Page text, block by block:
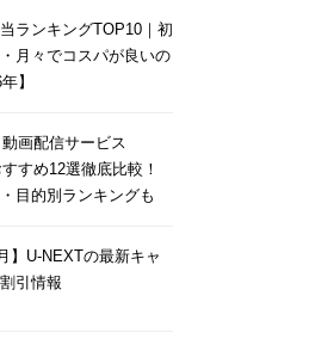
ランキングTOP10｜初
月々でコスパが良いの
】
動画配信サービス
すすめ12選徹底比較！
目的別ランキングも
】U-NEXTの最新キャ
引情報